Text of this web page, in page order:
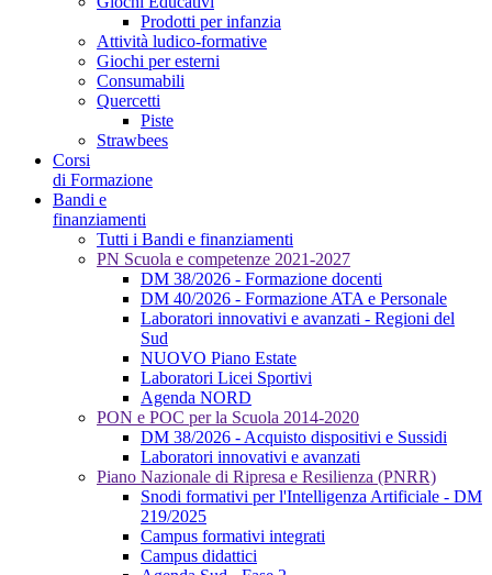
Prodotti per infanzia
Attività ludico-formative
Giochi per esterni
Consumabili
Quercetti
Piste
Strawbees
Corsi
di Formazione
Bandi e
finanziamenti
Tutti i Bandi e finanziamenti
PN Scuola e competenze 2021-2027
DM 38/2026 - Formazione docenti
DM 40/2026 - Formazione ATA e Personale
Laboratori innovativi e avanzati - Regioni del
Sud
NUOVO Piano Estate
Laboratori Licei Sportivi
Agenda NORD
PON e POC per la Scuola 2014-2020
DM 38/2026 - Acquisto dispositivi e Sussidi
Laboratori innovativi e avanzati
Piano Nazionale di Ripresa e Resilienza (PNRR)
Snodi formativi per l'Intelligenza Artificiale - DM
219/2025
Campus formativi integrati
Campus didattici